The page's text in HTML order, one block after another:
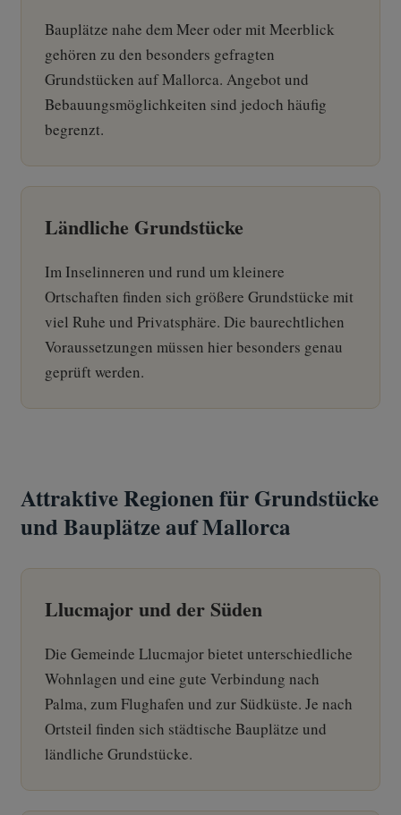
Bauplätze nahe dem Meer oder mit Meerblick
gehören zu den besonders gefragten
Grundstücken auf Mallorca. Angebot und
Bebauungsmöglichkeiten sind jedoch häufig
begrenzt.
Ländliche Grundstücke
Im Inselinneren und rund um kleinere
Ortschaften finden sich größere Grundstücke mit
viel Ruhe und Privatsphäre. Die baurechtlichen
Voraussetzungen müssen hier besonders genau
geprüft werden.
Attraktive Regionen für Grundstücke
und Bauplätze auf Mallorca
Llucmajor und der Süden
Die Gemeinde Llucmajor bietet unterschiedliche
Wohnlagen und eine gute Verbindung nach
Palma, zum Flughafen und zur Südküste. Je nach
Ortsteil finden sich städtische Bauplätze und
ländliche Grundstücke.